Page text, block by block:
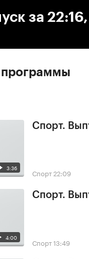
за
программы
3:36
Спорт.
Спорт 22:09
4:00
Спорт.
Спорт13:49